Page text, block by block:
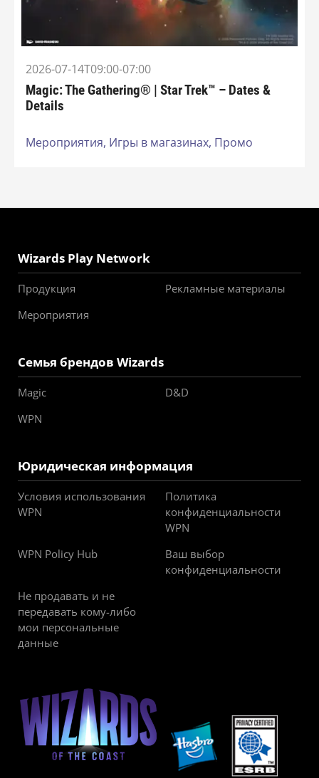
2026-07-14T09:00-07:00
Magic: The Gathering® | Star Trek™ – Dates &
Details
Мероприятия, Игры в магазинах, Промо
Wizards Play Network
Продукция
Рекламные материалы
Мероприятия
Семья брендов Wizards
Magic
D&D
WPN
Юридическая информация
Условия использования
WPN
Политика
конфиденциальности
WPN
WPN Policy Hub
Ваш выбор
конфиденциальности
Не продавать и не
передавать кому-либо
мои персональные
данные